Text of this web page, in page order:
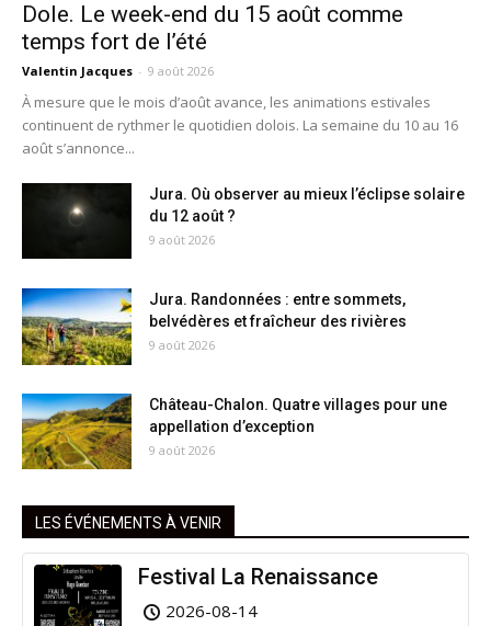
Dole. Le week-end du 15 août comme
temps fort de l’été
Valentin Jacques - 9 août 2026
À mesure que le mois d’août avance, les animations estivales
continuent de rythmer le quotidien dolois. La semaine du 10 au 16
août s’annonce...
Jura. Où observer au mieux l’éclipse solaire
du 12 août ?
9 août 2026
Jura. Randonnées : entre sommets,
belvédères et fraîcheur des rivières
9 août 2026
Château-Chalon. Quatre villages pour une
appellation d’exception
9 août 2026
LES ÉVÉNEMENTS À VENIR
Festival La Renaissance
2026-08-14